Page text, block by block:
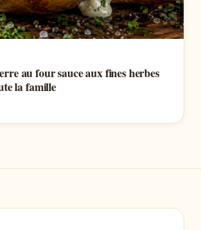
au four sauce aux fines herbes
la famille